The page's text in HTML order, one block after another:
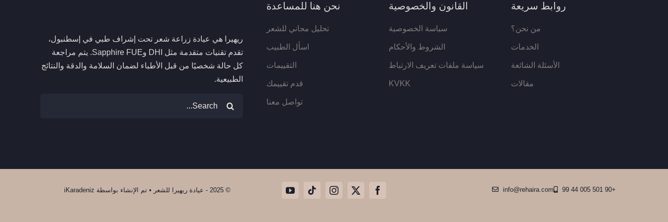
روابط سريعة
من نحن؟
الخدمات
الأسئلة الشائعة
مقالات
القانون والخصوصية
سياسة الخصوصية
الشروط والأحكام
سياسة ملفات تعريف الارتباط
KVKK
نحن هنا للمساعدة
تحليل مجاني للشعر
اسأل الطبيب
التقييمات
قدم تقييمك
تواصل معنا
ريهيرا هي عيادة زراعة شعر تحت إشراف طبي في إسطنبول،
تقدم تقنيات متقدمة مثل DHI وSapphire FUE. يتم مراجعة
كل حالة شخصيًا من قبل الأطباء لضمان السلامة والدقة والنتائج
الطبيعية.
عن:
+90 501 005 44 99
info@rehaira.com © 2025 - عيادة ريهيرا للشعر • تم الإنشاء بواسطة iKaradeniz